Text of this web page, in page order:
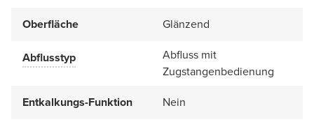
Oberfläche Glänzend
Abflusstyp
Abfluss mit
Zugstangenbedienung
Entkalkungs-Funktion
Nein